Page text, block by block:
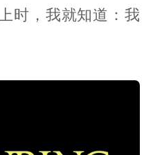
时，我就知道：我